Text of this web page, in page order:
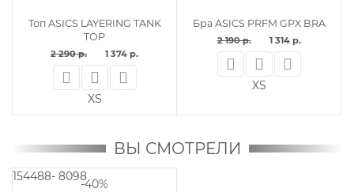
Топ ASICS LAYERING TANK
TOP
2 290 р. 1 374 р.
XS
Бра ASICS PRFM GPX BRA
2 190 р. 1 314 р.
XS
ВЫ СМОТРЕЛИ
154488- 8098
-40%